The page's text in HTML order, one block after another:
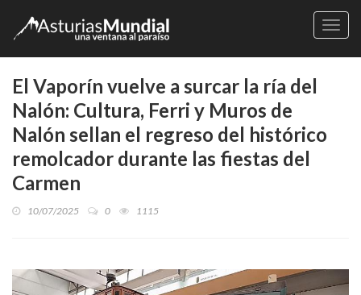
El Vaporín vuelve a surcar la ría del
Nalón: Cultura, Ferri y Muros de
Nalón sellan el regreso del histórico
remolcador durante las fiestas del
Carmen
10/07/2025 0 1115